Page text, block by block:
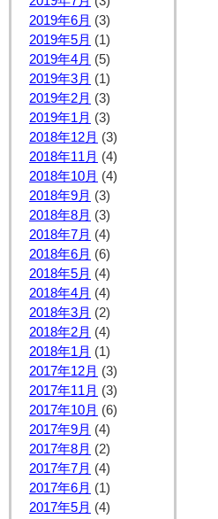
2019年6月 (3)
2019年5月 (1)
2019年4月 (5)
2019年3月 (1)
2019年2月 (3)
2019年1月 (3)
2018年12月 (3)
2018年11月 (4)
2018年10月 (4)
2018年9月 (3)
2018年8月 (3)
2018年7月 (4)
2018年6月 (6)
2018年5月 (4)
2018年4月 (4)
2018年3月 (2)
2018年2月 (4)
2018年1月 (1)
2017年12月 (3)
2017年11月 (3)
2017年10月 (6)
2017年9月 (4)
2017年8月 (2)
2017年7月 (4)
2017年6月 (1)
2017年5月 (4)